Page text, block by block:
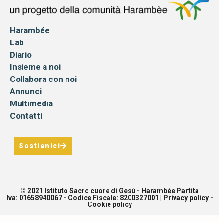
Harambée
Lab
Diario
Insieme a noi
Collabora con noi
Annunci
Multimedia
Contatti
Sostienici
© 2021 Istituto Sacro cuore di Gesù - Harambèe Partita
Iva: 01658940067 - Codice Fiscale: 8200327001 |
Privacy policy-
Cookie policy